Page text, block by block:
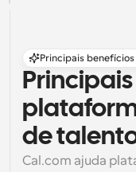
Principais benefícios
de
Cal.com ajuda